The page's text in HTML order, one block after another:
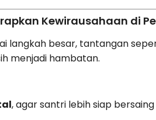
Kewirausahaan di
langkah besar, tantangan
menjadi hambatan.
, agar santri lebih siap